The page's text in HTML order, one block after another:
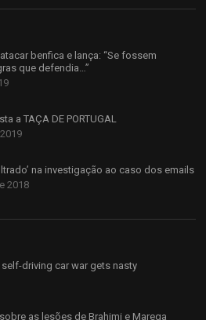
benfica e lança: “Se fossem
que defendia…”
a TAÇA DE PORTUGAL
na investigação ao caso dos emails
2018
driving car war gets nasty
as lesões de Brahimi e Marega